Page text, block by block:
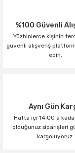
%100 Güvenli
Yüzbinlerce kişinin
güvenli alışveriş
edin.
Aynı Gün
Hafta içi 14:00 a
olduğunuz siparişleri
kargoluyoruz.